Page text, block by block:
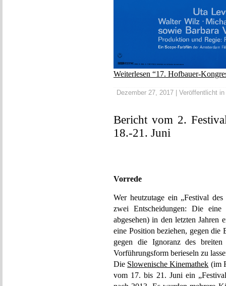
Weiterlesen “17. Hofbauer-
Dezember 27, 2017 | Veröffentlicht in
Bericht vom 2.
18.-21. Juni
Vorrede
Wer heutzutage ein „Festival
zwei Entscheidungen: Die
abgesehen) in den letzten Jahren
eine Position beziehen, gegen
gegen die Ignoranz des
Vorführungsform berieseln zu
Die Slowenische Kinemathek (im
vom 17. bis 21. Juni ein